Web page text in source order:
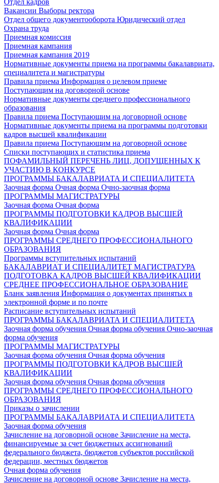
Вакансии Выборы ректора
Отдел общего документооборота Юридический отдел
Охрана труда
Приемная комиссия
Приемная кампания
Приемная кампания 2019
Нормативные документы приема на программы бакалавриата,
специалитета и магистратуры
Правила приема Информация о целевом приеме
Поступающим на договорной основе
Нормативные документы среднего профессионального
образования
Правила приема Поступающим на договорной основе
Нормативные документы приема на программы подготовки
кадров высшей квалификации
Правила приема Поступающим на договорной основе
Списки поступающих и статистика приема
ПОФАМИЛЬНЫЙ ПЕРЕЧЕНЬ ЛИЦ, ДОПУЩЕННЫХ К
УЧАСТИЮ В КОНКУРСЕ
ПРОГРАММЫ БАКАЛАВРИАТА И СПЕЦИАЛИТЕТА
Заочная форма Очная форма Очно-заочная форма
ПРОГРАММЫ МАГИСТРАТУРЫ
Заочная форма Очная форма
ПРОГРАММЫ ПОДГОТОВКИ КАДРОВ ВЫСШЕЙ
КВАЛИФИКАЦИИ
Заочная форма Очная форма
ПРОГРАММЫ СРЕДНЕГО ПРОФЕССИОНАЛЬНОГО
ОБРАЗОВАНИЯ
Программы вступительных испытаний
БАКАЛАВРИАТ И СПЕЦИАЛИТЕТ МАГИСТРАТУРА
ПОДГОТОВКА КАДРОВ ВЫСШЕЙ КВАЛИФИКАЦИИ
СРЕДНЕЕ ПРОФЕССИОНАЛЬНОЕ ОБРАЗОВАНИЕ
Бланк заявления Информация о документах принятых в
электронной форме и по почте
Расписание вступительных испытаний
ПРОГРАММЫ БАКАЛАВРИАТА И СПЕЦИАЛИТЕТА
Заочная форма обучения Очная форма обучения Очно-заочная
форма обучения
ПРОГРАММЫ МАГИСТРАТУРЫ
Заочная форма обучения Очная форма обучения
ПРОГРАММЫ ПОДГОТОВКИ КАДРОВ ВЫСШЕЙ
КВАЛИФИКАЦИИ
Заочная форма обучения Очная форма обучения
ПРОГРАММЫ СРЕДНЕГО ПРОФЕССИОНАЛЬНОГО
ОБРАЗОВАНИЯ
Приказы о зачислении
ПРОГРАММЫ БАКАЛАВРИАТА И СПЕЦИАЛИТЕТА
Заочная форма обучения
Зачисление на договорной основе Зачисление на места,
финансируемые за счет бюджетных ассигнований
федерального бюджета, бюджетов субъектов российской
федерации, местных бюджетов
Очная форма обучения
Зачисление на договорной основе Зачисление на места,